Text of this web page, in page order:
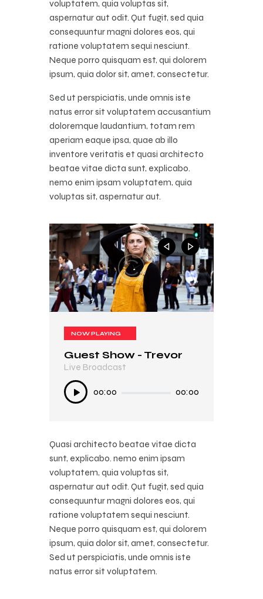
voluptatem, quia voluptas sit,
aspernatur aut odit. Qut fugit, sed quia
consequuntur magni dolores eos, qui
ratione voluptatem sequi nesciunt.
Neque porro quisquam est, qui dolorem
ipsum, quia dolor sit, amet, consectetur.
Sed ut perspiciatis, unde omnis iste
natus error sit voluptatem accusantium
doloremque laudantium, totam rem
aperiam eaque ipsa, quae ab illo
inventore veritatis et quasi architecto
beatae vitae dicta sunt, explicabo.
nemo enim ipsam voluptatem, quia
voluptas sit, aspernatur aut.
NOW PLAYING
Guest Show - Trevor
Live Broadcast
Audio
Player
00:00 00:00
NOW PLAYING
In My Mind
Live Broadcast
Audio
Player
00:00 00:00
Quasi architecto beatae vitae dicta
sunt, explicabo. nemo enim ipsam
voluptatem, quia voluptas sit,
aspernatur aut odit. Qut fugit, sed quia
consequuntur magni dolores eos, qui
ratione voluptatem sequi nesciunt.
Neque porro quisquam est, qui dolorem
ipsum, quia dolor sit, amet, consectetur.
Sed ut perspiciatis, unde omnis iste
natus error sit voluptatem.